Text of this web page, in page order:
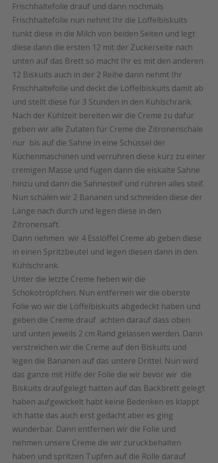
Frischhaltefolie drauf und dann nochmals
Frischhaltefolie nun nehmt Ihr die Löffelbiskuits
tunkt diese in die Milch von beiden Seiten und legt
diese dann die ersten 12 mit der Zuckerseite nach
unten auf das Brett so macht Ihr es mit den anderen
12 Biskuits auch in der 2 Reihe dann nehmt Ihr
Frischhaltefolie und deckt die Löffelbiskuits damit ab
und stellt diese für 3 Stunden in den Kühlschrank.
Nach der Kühlzeit bereiten wir die Creme zu dafür
geben wir alle Zutaten für Creme die Zitronenschale
nur bis auf die Sahne in eine Schüssel der
Küchenmaschinen und verrühren diese kurz zu einer
cremigen Masse und fügen dann die eiskalte Sahne
hinzu und dann die Sahnesteif und rühren alles steif.
Nun schälen wir 2 Bananen und schneiden diese der
Länge nach durch und legen diese in den
Zitronensaft.
Dann nehmen wir 4 Esslöffel Creme ab geben diese
in einen Spritzbeutel und legen diesen dann in den
Kühlschrank.
Unter die letzte Creme heben wir die
Schokotröpfchen. Nun entfernen wir die oberste
Folie wo wir die Löffelbiskuits abgedeckt haben und
geben die Creme drauf achten darauf dass oben
und unten jeweils 2 cm Rand gelassen werden. Dann
verstreichen wir die Creme auf den Biskuits und
legen die Bananen auf das untere Drittel. Nun wird
das ganze mit Hilfe der Folie die wir bevor wir die
Biskuits draufgelegt hatten auf das Backbrett gelegt
haben aufgewickelt habt keine Bedenken es klappt
ich hatte das auch erst gedacht aber es ging
wunderbar. Dann entfernen wir die Folie und
nehmen unsere Creme die wir zurückbehalten
haben und spritzen Tupfen auf die Rolle darauf